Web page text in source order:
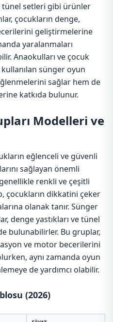
tünel setleri gibi ürünler
çocukların denge,
geliştirmelerine
yaralanmaları
Anaokulları ve çocuk
sünger oyun
sağlar hem de
katkıda bulunur.
Modelleri ve
eğlenceli ve güvenli
sağlayan önemli
renkli ve çeşitli
çocukların dikkatini çeker
olanak tanır. Sünger
denge yastıkları ve tünel
bulunabilirler. Bu gruplar,
ve motor becerilerini
aynı zamanda oyun
de yardımcı olabilir.
(2026)